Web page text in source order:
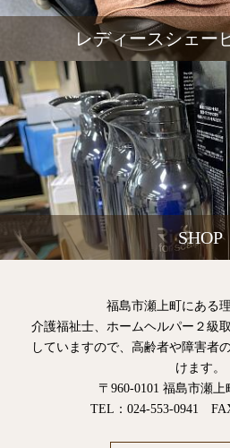
レディースシェー
SHOP
福島市瀬上町にある
介護福祉士、ホームヘルパー２級
していますので、高齢者や障害者
けます。
〒960-0101 福島市瀬上
TEL：024-553-0941